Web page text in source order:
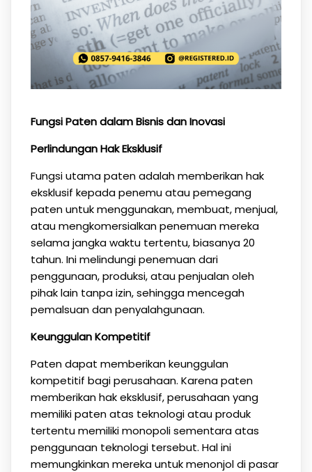
Fungsi Paten dalam Bisnis dan Inovasi
Perlindungan Hak Eksklusif
Fungsi utama paten adalah memberikan hak
eksklusif kepada penemu atau pemegang
paten untuk menggunakan, membuat, menjual,
atau mengkomersialkan penemuan mereka
selama jangka waktu tertentu, biasanya 20
tahun. Ini melindungi penemuan dari
penggunaan, produksi, atau penjualan oleh
pihak lain tanpa izin, sehingga mencegah
pemalsuan dan penyalahgunaan.
Keunggulan Kompetitif
Paten dapat memberikan keunggulan
kompetitif bagi perusahaan. Karena paten
memberikan hak eksklusif, perusahaan yang
memiliki paten atas teknologi atau produk
tertentu memiliki monopoli sementara atas
penggunaan teknologi tersebut. Hal ini
memungkinkan mereka untuk menonjol di pasar